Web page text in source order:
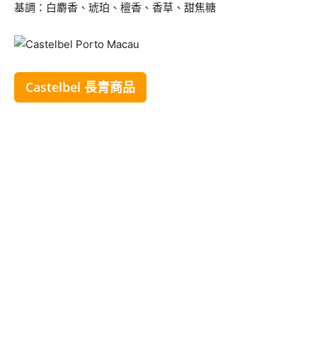
基調：白麝香、琥珀、檀香、香草、甜焦糖
Castelbel 長青商品